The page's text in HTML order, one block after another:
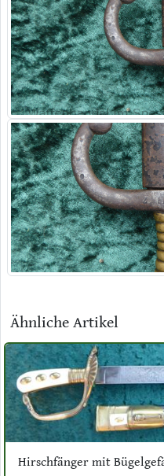
Ähnliche Artikel
Hirschfänger mit